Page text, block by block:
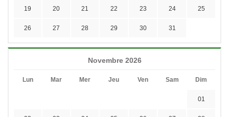
19 20 21 22 23 24 25
26 27 28 29 30 31
Novembre 2026
Lun Mar Mer Jeu Ven Sam Dim
01